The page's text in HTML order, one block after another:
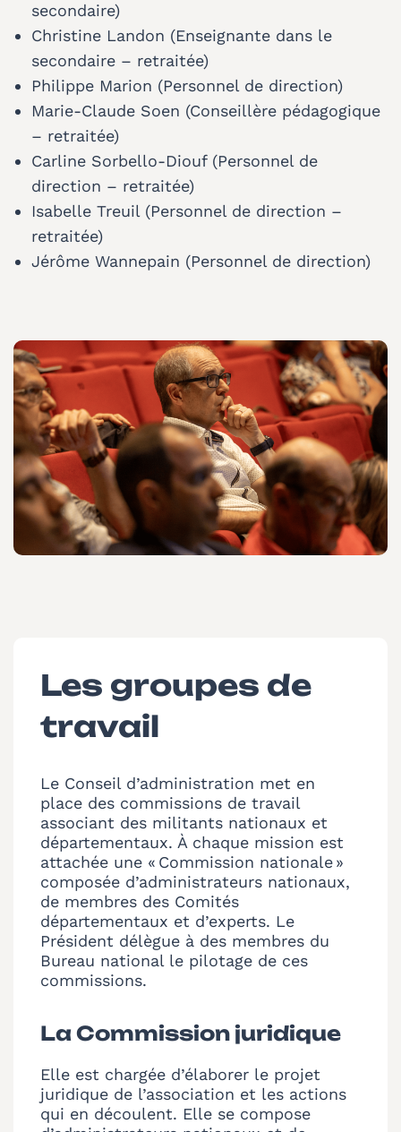
secondaire)
Christine Landon (Enseignante dans le
secondaire – retraitée)
Philippe Marion (Personnel de direction)
Marie-Claude Soen (Conseillère pédagogique
– retraitée)
Carline Sorbello-Diouf (Personnel de
direction – retraitée)
Isabelle Treuil (Personnel de direction –
retraitée)
Jérôme Wannepain (Personnel de direction)
Les groupes de
travail
Le Conseil d’administration met en
place des commissions de travail
associant des militants nationaux et
départementaux. À chaque mission est
attachée une « Commission nationale »
composée d’administrateurs nationaux,
de membres des Comités
départementaux et d’experts. Le
Président délègue à des membres du
Bureau national le pilotage de ces
commissions.
La Commission juridique
Elle est chargée d’élaborer le projet
juridique de l’association et les actions
qui en découlent. Elle se compose